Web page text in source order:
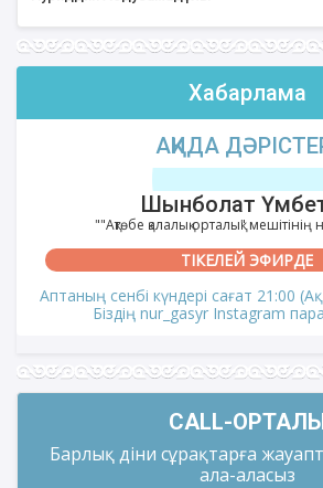
Хабарлама
АҚИДА
Шынболат
""Ақтөбе қалалық орталық"
ТІКЕЛЕЙ ЭФИРДЕ
Аптаның сенбі күндері сағат 21:00
Біздің nur_gasyr Instagram
CALL-
Барлық діни сұрақтарға
ала-аласыз